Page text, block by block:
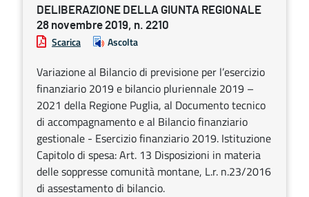
DELIBERAZIONE DELLA GIUNTA REGIONALE
28 novembre 2019, n. 2210
Scarica Ascolta
Variazione al Bilancio di previsione per l’esercizio
finanziario 2019 e bilancio pluriennale 2019 –
2021 della Regione Puglia, al Documento tecnico
di accompagnamento e al Bilancio finanziario
gestionale - Esercizio finanziario 2019. Istituzione
Capitolo di spesa: Art. 13 Disposizioni in materia
delle soppresse comunità montane, L.r. n.23/2016
di assestamento di bilancio.